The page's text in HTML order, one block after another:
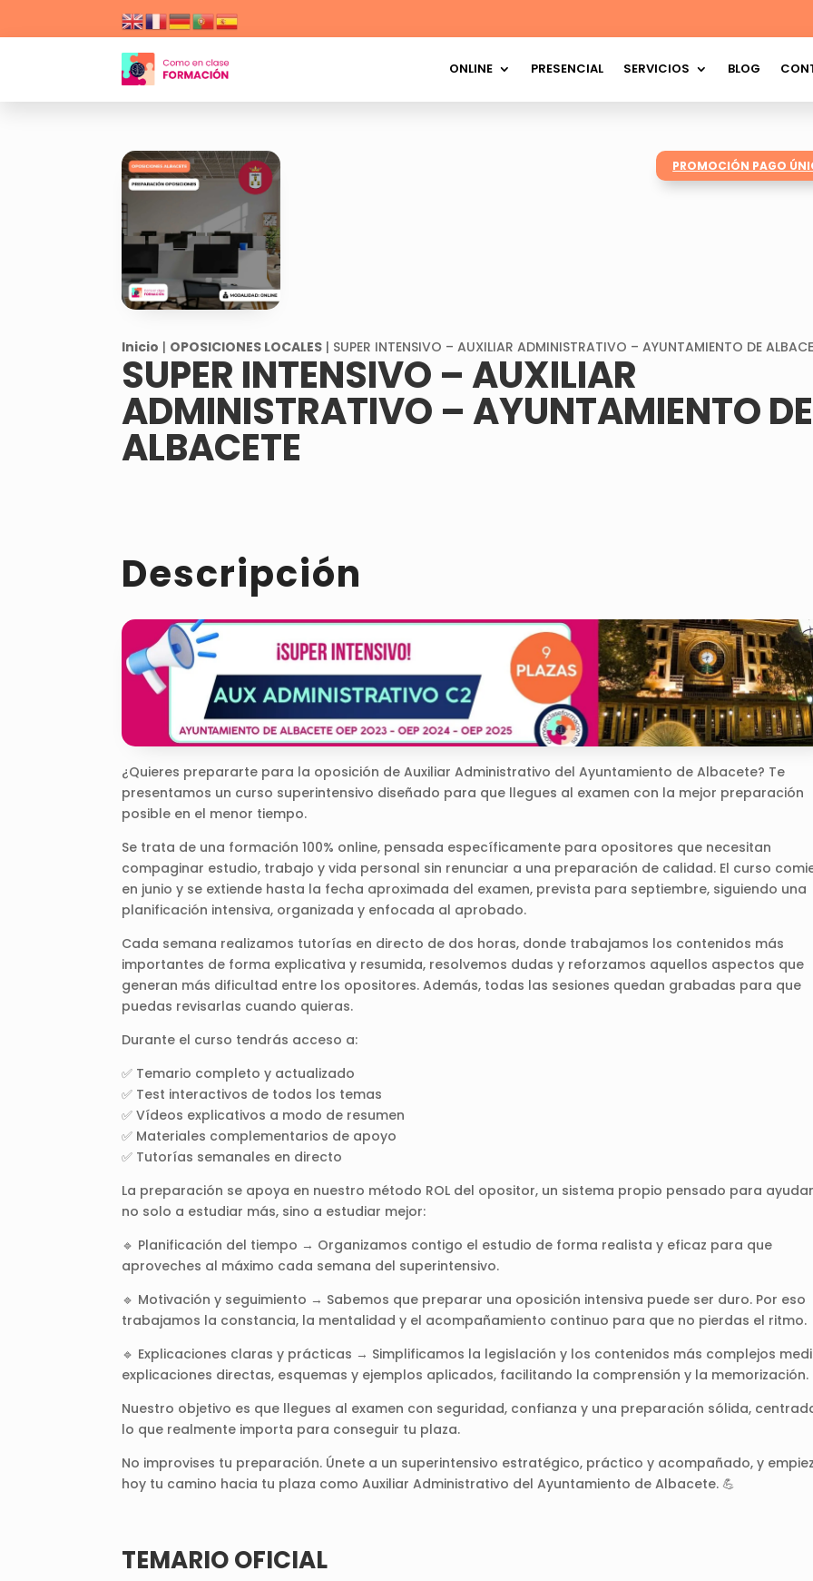
ONLINE PRESENCIAL SERVICIOS BLOG
Inicio | OPOSICIONES LOCALES | SUPER INTENSIVO – AUXILIAR ADMINISTRATIVO – AYUNTAMIENTO DE
PROMOCIÓN PAGO
SUPER INTENSIVO – AUXILIAR
ADMINISTRATIVO – AYUNTAMIENTO DE
ALBACETE
Descripción
¿Quieres prepararte para la oposición de Auxiliar Administrativo del Ayuntamiento de Albacete? Te
presentamos un curso superintensivo diseñado para que llegues al examen con la mejor preparación
posible en el menor tiempo.
Se trata de una formación 100% online, pensada específicamente para opositores que necesitan
compaginar estudio, trabajo y vida personal sin renunciar a una preparación de calidad. El curso
en junio y se extiende hasta la fecha aproximada del examen, prevista para septiembre, siguiendo una
planificación intensiva, organizada y enfocada al aprobado.
Cada semana realizamos tutorías en directo de dos horas, donde trabajamos los contenidos más
importantes de forma explicativa y resumida, resolvemos dudas y reforzamos aquellos aspectos que
generan más dificultad entre los opositores. Además, todas las sesiones quedan grabadas para que
puedas revisarlas cuando quieras.
Durante el curso tendrás acceso a:
✅ Temario completo y actualizado
✅ Test interactivos de todos los temas
✅ Vídeos explicativos a modo de resumen
✅ Materiales complementarios de apoyo
✅ Tutorías semanales en directo
La preparación se apoya en nuestro método ROL del opositor, un sistema propio pensado para
no solo a estudiar más, sino a estudiar mejor:
🔹 Planificación del tiempo → Organizamos contigo el estudio de forma realista y eficaz para que
aproveches al máximo cada semana del superintensivo.
🔹 Motivación y seguimiento → Sabemos que preparar una oposición intensiva puede ser duro. Por eso
trabajamos la constancia, la mentalidad y el acompañamiento continuo para que no pierdas el ritmo.
🔹 Explicaciones claras y prácticas → Simplificamos la legislación y los contenidos más complejos
explicaciones directas, esquemas y ejemplos aplicados, facilitando la comprensión y la memorización.
Nuestro objetivo es que llegues al examen con seguridad, confianza y una preparación sólida,
lo que realmente importa para conseguir tu plaza.
No improvises tu preparación. Únete a un superintensivo estratégico, práctico y acompañado, y
hoy tu camino hacia tu plaza como Auxiliar Administrativo del Ayuntamiento de Albacete. 💪
TEMARIO OFICIAL